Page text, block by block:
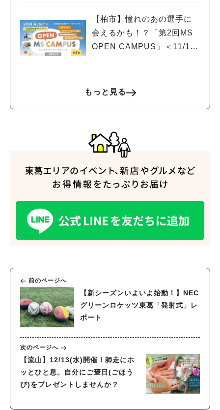
【柏市】憧れのあの選手に
会えるかも！？「第2回MS
OPEN CAMPUS」＜11/17
もっと見る
前のページへ
【新シーズンいよいよ始動！】NEC
グリーンロケッツ東葛「発射式」レ
ポート
次のページへ
【流山】12/13(水)開催！師走にホ
ッとひと息。自分にご褒日(ごほう
び)をプレゼントしませんか？